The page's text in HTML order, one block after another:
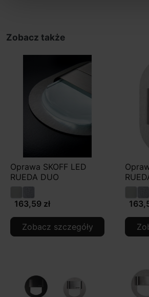
Zobacz także
Oprawa SKOFF LED
RUEDA DUO
163,59 zł
Zobacz szczegóły